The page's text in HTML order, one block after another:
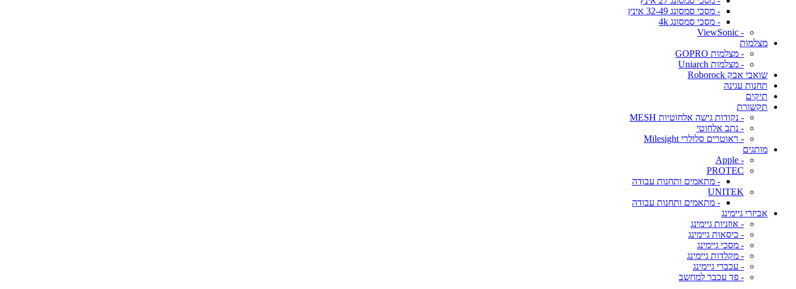
- מסכי סמסונג 32-49 אינץ
- מסכי סמסונג 4k
- ViewSonic
מצלמות
- מצלמות GOPRO
- מצלמות Uniarch
שואבי אבק Roborock
תחנות עגינה
תיקים
תקשורת
- נקודות גישה אלחוטיות MESH
- נתב אלחוטי
- ראוטרים סלולרי Milesight
מותגים
- Apple
PROTEC
- מתאמים ותחנות עבודה
UNITEK
- מתאמים ותחנות עבודה
אביזרי גיימינג
- אוזניות גיימינג
- כיסאות גיימינג
- מסכי גיימינג
- מקלדות גיימינג
- עכברי גיימינג
- פד עכבר למחשב